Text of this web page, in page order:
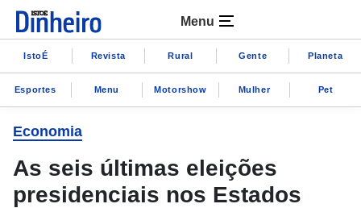
Menu
IstoÉ Revista Rural Gente Planeta
Esportes Menu Motorshow Mulher Pet
Economia
As seis últimas eleições
presidenciais nos Estados